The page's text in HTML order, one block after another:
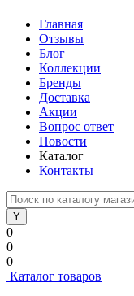
Главная
Отзывы
Блог
Коллекции
Бренды
Доставка
Акции
Вопрос ответ
Новости
Каталог
Контакты
0
0
0
Каталог товаров